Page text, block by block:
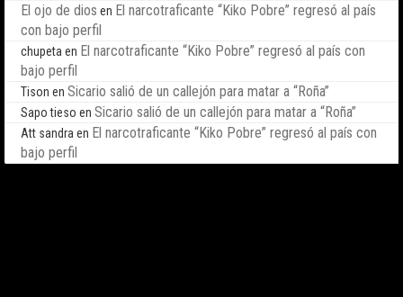
El ojo de dios en El narcotraficante “Kiko Pobre” regresó al país
con bajo perfil
chupeta en El narcotraficante “Kiko Pobre” regresó al país con
bajo perfil
Tison en Sicario salió de un callejón para matar a “Roña”
Sapo tieso en Sicario salió de un callejón para matar a “Roña”
Att sandra en El narcotraficante “Kiko Pobre” regresó al país con
bajo perfil